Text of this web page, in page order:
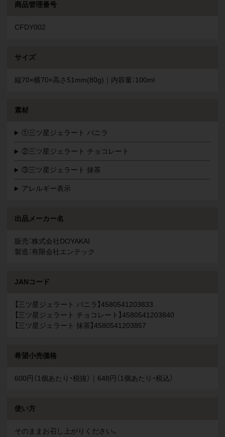
商品管理番号
CFDY002
サイズ
縦70×横70×高さ51mm(80g)｜内容量：100ml
素材
①三ツ星ジェラート バニラ
②三ツ星ジェラート チョコレート
③三ツ星ジェラート 抹茶
アレルギー表示
出品メーカー名
販売：株式会社DOYAKAI
製造：有限会社エンテック
JANコード
【三ツ星ジェラート バニラ】4580541203833
【三ツ星ジェラート チョコレート】4580541203840
【三ツ星ジェラート 抹茶】4580541203857
希望小売価格
600円（1個あたり・税抜）｜648円（1個あたり・税込）
使い方
そのままお召し上がりください。